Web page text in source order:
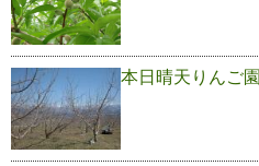
本日晴天りんご園